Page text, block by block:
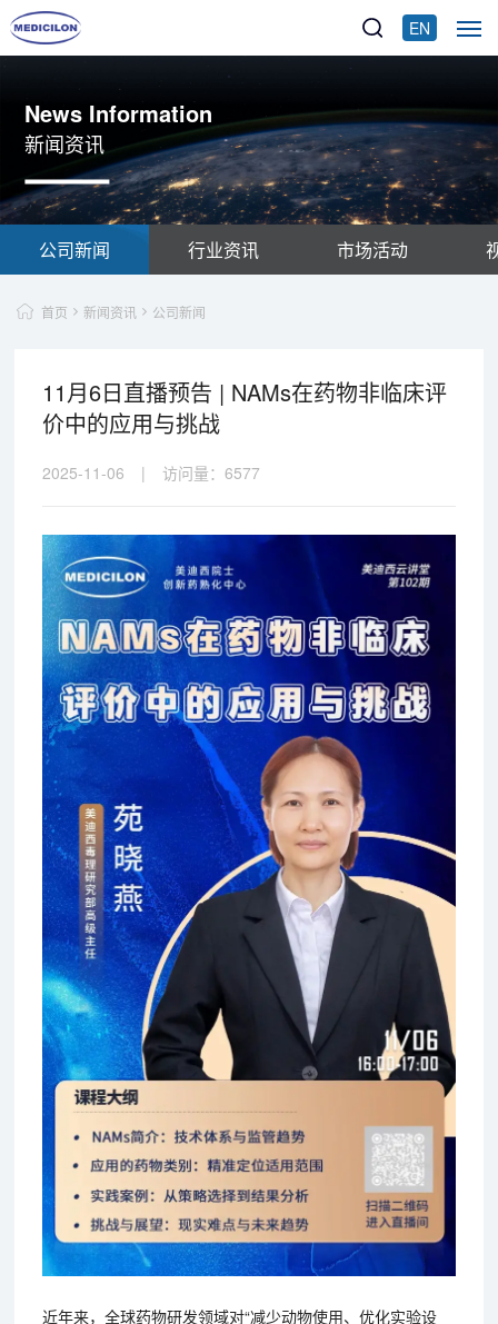
EN
News Information
新闻资讯
公司新闻 行业资讯 市场活动
首页 新闻资讯 公司新闻
11月6日直播预告 | NAMs在药物非临床评
价中的应用与挑战
2025-11-06 | 访问量：6577
近年来，全球药物研发领域对“减少动物使用、优化实验设